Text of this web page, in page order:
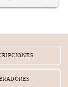
greet con